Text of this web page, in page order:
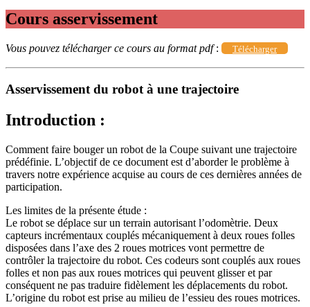
Cours asservissement
Vous pouvez télécharger ce cours au format pdf: Télécharger
Asservissement du robot à une trajectoire
Introduction :
Comment faire bouger un robot de la Coupe suivant une trajectoire
prédéfinie. L’objectif de ce document est d’aborder le problème à
travers notre expérience acquise au cours de ces dernières années de
participation.
Les limites de la présente étude :
Le robot se déplace sur un terrain autorisant l’odomètrie. Deux
capteurs incrémentaux couplés mécaniquement à deux roues folles
disposées dans l’axe des 2 roues motrices vont permettre de
contrôler la trajectoire du robot. Ces codeurs sont couplés aux roues
folles et non pas aux roues motrices qui peuvent glisser et par
conséquent ne pas traduire fidèlement les déplacements du robot.
L’origine du robot est prise au milieu de l’essieu des roues motrices.